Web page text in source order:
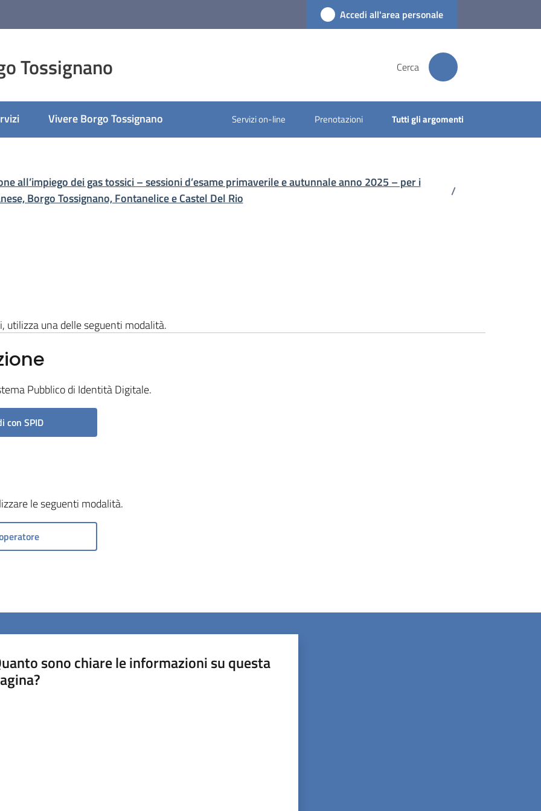
Accedi all'area personale
Tossignano Cerca
Vivere Borgo Tossignano Servizi on-line Prenotazioni Tutti gli argomenti
all’impiego dei gas tossici – sessioni d’esame primaverile e autunnale anno 2025 – per i
Borgo Tossignano, Fontanelice e Castel Del Rio
/
utilizza una delle seguenti modalità.
Pubblico di Identità Digitale.
con SPID
le seguenti modalità.
sono chiare le informazioni su questa